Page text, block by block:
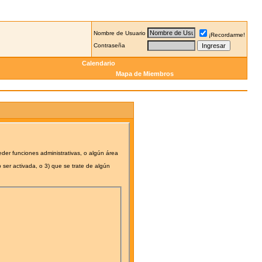
Nombre de Usuario
¡Recordarme!
Contraseña
Calendario
Mapa de Miembros
funciones administrativas, o algún área
activada, o 3) que se trate de algún